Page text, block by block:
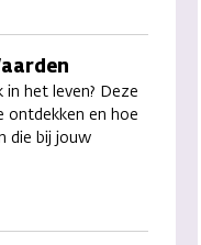
het leven? Deze
ontdekken en hoe
die bij jouw